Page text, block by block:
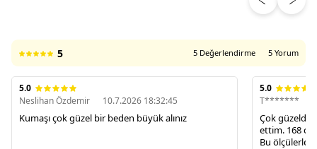
5 5 Değerlendirme 5 Yorum
5.0
Neslihan Özdemir
10.7.2026 18:32:45
Kumaşı çok güzel bir beden büyük alınız
5.0
T*******
Çok güzeldi
ettim. 168
Bu ölçülerle